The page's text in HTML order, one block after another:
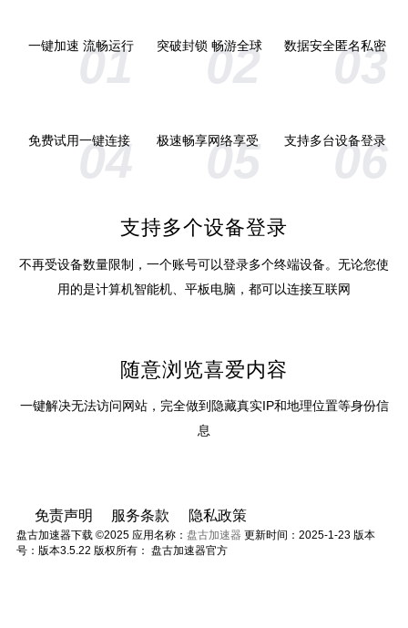
01
一键加速 流畅运行 02
突破封锁 畅游全球 03
数据安全匿名私密
04
免费试用一键连接 05
极速畅享网络享受 06
支持多台设备登录
支持多个设备登录
不再受设备数量限制，一个账号可以登录多个终端设备。无论您使
用的是计算机智能机、平板电脑，都可以连接互联网
随意浏览喜爱内容
一键解决无法访问网站，完全做到隐藏真实IP和地理位置等身份信
息
免责声明 服务条款 隐私政策
盘古加速器下载 ©2025 应用名称： 盘古加速器 更新时间：2025-1-23 版本
号：版本3.5.22 版权所有： 盘古加速器官方